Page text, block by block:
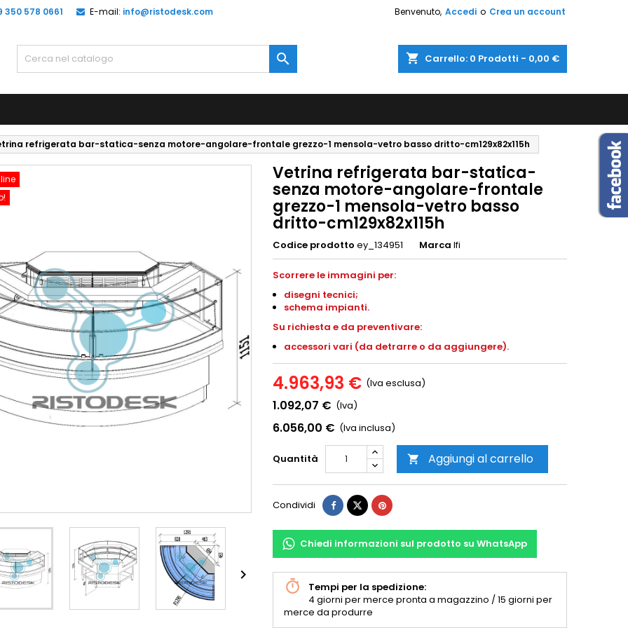
350 578 0661 E-mail: info@ristodesk.com Benvenuto, Accedi o Crea un account
shopping_cart Carrello: 0 Prodotti - 0,00 €

refrigerata bar-statica-senza motore-angolare-frontale grezzo-1 mensola-vetro basso dritto-cm129x82x115h

Vetrina refrigerata bar-statica-
senza motore-angolare-frontale
grezzo-1 mensola-vetro basso
dritto-cm129x82x115h
Codice prodotto ey_134951 Marca Ifi
Scorrere le immagini per:
disegni tecnici;
schema impianti.
Su richiesta e da preventivare:
accessori vari (da detrarre o da aggiungere).
4.963,93 € (Iva esclusa)
1.092,07 € (Iva)
6.056,00 € (Iva inclusa)
Quantità  Aggiungi al carrello
Condividi
Chiedi informazioni sul prodotto su WhatsApp
Tempi per la spedizione:
4 giorni per merce pronta a magazzino / 15 giorni per
merce da produrre